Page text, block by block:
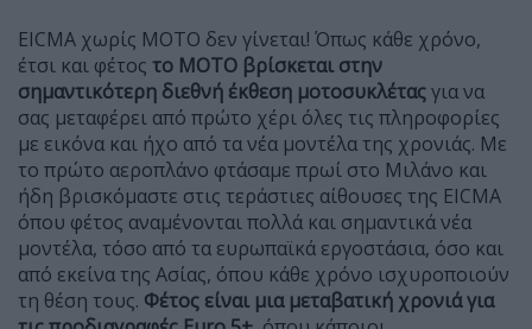
EICMA χωρίς ΜΟΤΟ δεν γίνεται! Όπως κάθε χρόνο,
έτσι και φέτος το ΜΟΤΟ βρίσκεται στην
σημαντικότερη διεθνή έκθεση μοτοσυκλέταςγια να
σας μεταφέρει από πρώτο χέρι όλες τις πληροφορίες
με εικόνα και ήχο από τα νέα μοντέλα της χρονιάς. Με
το πρώτο αεροπλάνο φτάσαμε πρωί στο Μιλάνο και
ήδη βρισκόμαστε στις τεράστιες αίθουσες της EICMA
όπου φέτος αναμένονται πολλά και σημαντικά νέα
μοντέλα, τόσο από τα ευρωπαϊκά εργοστάσια, όσο και
από εκείνα της Ασίας, όπου κάθε χρόνο ισχυροποιούν
τη θέση τους. Φέτος είναι μια μεταβατική χρονιά για